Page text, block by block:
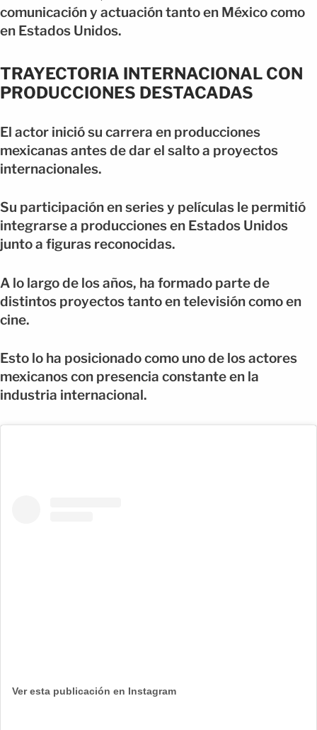
comunicación y actuación tanto en México como
en Estados Unidos.
TRAYECTORIA INTERNACIONAL CON
PRODUCCIONES DESTACADAS
El actor inició su carrera en producciones
mexicanas antes de dar el salto a proyectos
internacionales.
Su participación en series y películas le permitió
integrarse a producciones en Estados Unidos
junto a figuras reconocidas.
A lo largo de los años, ha formado parte de
distintos proyectos tanto en televisión como en
cine.
Esto lo ha posicionado como uno de los actores
mexicanos con presencia constante en la
industria internacional.
Ver esta publicación en Instagram